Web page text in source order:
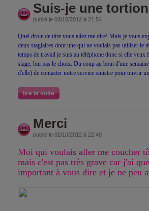
Suis-je une
publié le 03/10/2012 à 21:54
Quel drole de titre vous allez me dire! Mais je vous
deux stagiaires dont une qui ne voulais pas utiliser le
temps de travail je suis au téléphone donc si elle
stage, bin pas le choix. Du coup au bout d'une
d'elle) de contacter notre service sinistre pour ouvrir
lire la suite
Merci
publié le 02/10/2012 à 22:49
Moi qui voulais aller me coucher
mais c'est pas très grave car j'ai
important à vous dire et je ne peu